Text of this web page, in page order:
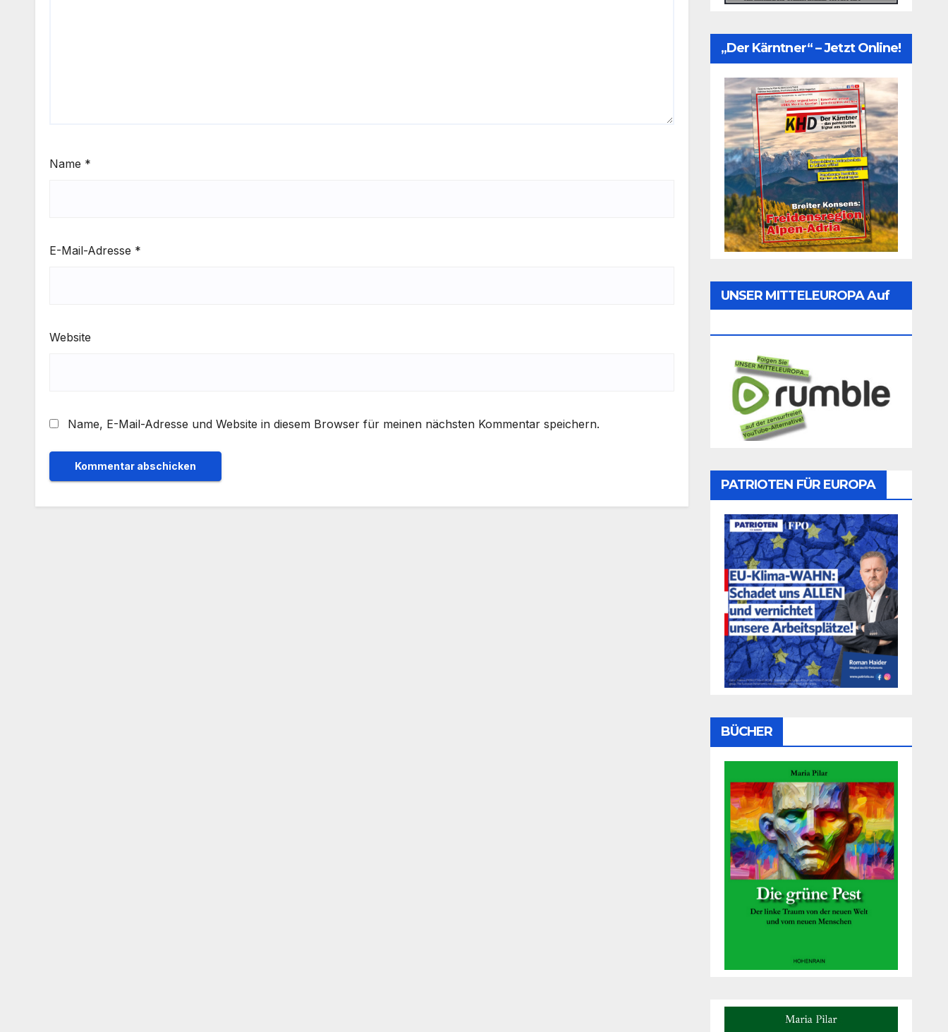
Name *
E-Mail-Adresse *
Website
Name, E-Mail-Adresse und Website in diesem Browser für meinen nächsten Kommentar speichern.
„Der Kärntner“ – Jetzt Online!
UNSER MITTELEUROPA Auf
PATRIOTEN FÜR EUROPA
BÜCHER